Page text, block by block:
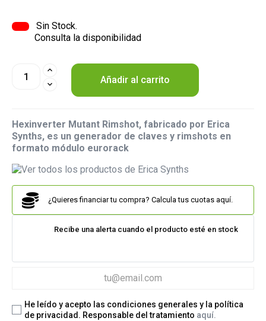
Sin Stock.
Consulta la disponibilidad
Añadir al carrito
Hexinverter Mutant Rimshot, fabricado por Erica
Synths, es un generador de claves y rimshots en
formato módulo eurorack
¿Quieres financiar tu compra? Calcula tus cuotas aquí.
Recibe una alerta cuando el producto esté en stock
He leído y acepto las condiciones generales y la política
de privacidad. Responsable del tratamiento aquí.